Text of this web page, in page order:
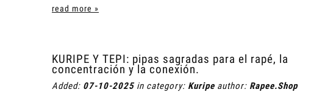
read more »
KURIPE Y TEPI: pipas sagradas para el rapé, la
concentración y la conexión.
Added: 07-10-2025in category: Kuripe author: Rapee.Shop